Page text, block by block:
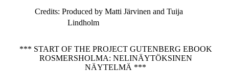
Credits: Produced by Matti Järvinen and Tuija
Lindholm
*** START OF THE PROJECT GUTENBERG EBOOK
ROSMERSHOLMA: NELINÄYTÖKSINEN
NÄYTELMÄ ***